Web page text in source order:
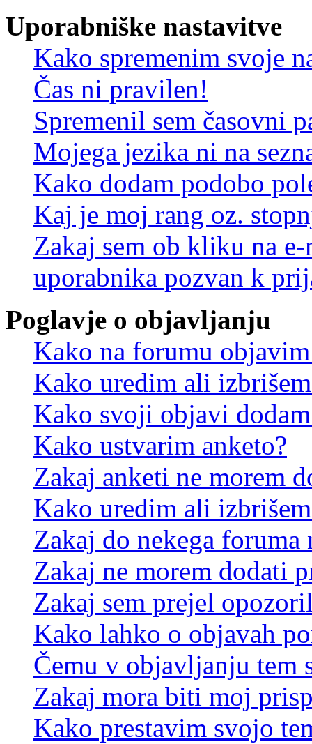
Uporabniške nastavitve
Kako spremenim svoje
Čas ni pravilen!
Spremenil sem časovni
Mojega jezika ni na
Kako dodam podobo
Kaj je moj rang oz.
Zakaj sem ob kliku na
uporabnika pozvan k
Poglavje o objavljanju
Kako na forumu
Kako uredim ali
Kako svoji objavi
Kako ustvarim anketo?
Zakaj anketi ne morem
Kako uredim ali
Zakaj do nekega foruma
Zakaj ne morem dodati
Zakaj sem prejel
Kako lahko o objavah
Čemu v objavljanju tem
Zakaj mora biti moj
Kako prestavim svojo